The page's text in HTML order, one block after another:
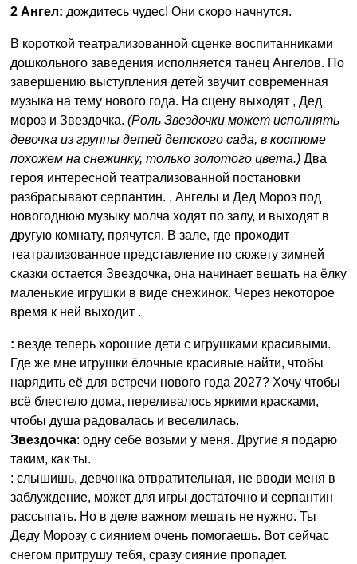
2 Ангел: дождитесь чудес! Они скоро начнутся.
В короткой театрализованной сценке воспитанниками
дошкольного заведения исполняется танец Ангелов. По
завершению выступления детей звучит современная
музыка на тему нового года. На сцену выходят , Дед
мороз и Звездочка. (Роль Звездочки может исполнять
девочка из группы детей детского сада, в костюме
похожем на снежинку, только золотого цвета.) Два
героя интересной театрализованной постановки
разбрасывают серпантин. , Ангелы и Дед Мороз под
новогоднюю музыку молча ходят по залу, и выходят в
другую комнату, прячутся. В зале, где проходит
театрализованное представление по сюжету зимней
сказки остается Звездочка, она начинает вешать на ёлку
маленькие игрушки в виде снежинок. Через некоторое
время к ней выходит .
: везде теперь хорошие дети с игрушками красивыми.
Где же мне игрушки ёлочные красивые найти, чтобы
нарядить её для встречи нового года 2027? Хочу чтобы
всё блестело дома, переливалось яркими красками,
чтобы душа радовалась и веселилась.
Звездочка: одну себе возьми у меня. Другие я подарю
таким, как ты.
: слышишь, девчонка отвратительная, не вводи меня в
заблуждение, может для игры достаточно и серпантин
рассыпать. Но в деле важном мешать не нужно. Ты
Деду Морозу с сиянием очень помогаешь. Вот сейчас
снегом притрушу тебя, сразу сияние пропадет.